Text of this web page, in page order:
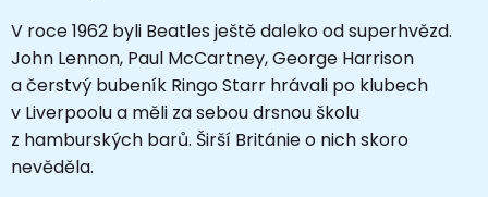
V roce 1962 byli Beatles ještě daleko od superhvězd.
John Lennon, Paul McCartney, George Harrison
a čerstvý bubeník Ringo Starr hrávali po klubech
v Liverpoolu a měli za sebou drsnou školu
z hamburských barů. Širší Británie o nich skoro
nevěděla.